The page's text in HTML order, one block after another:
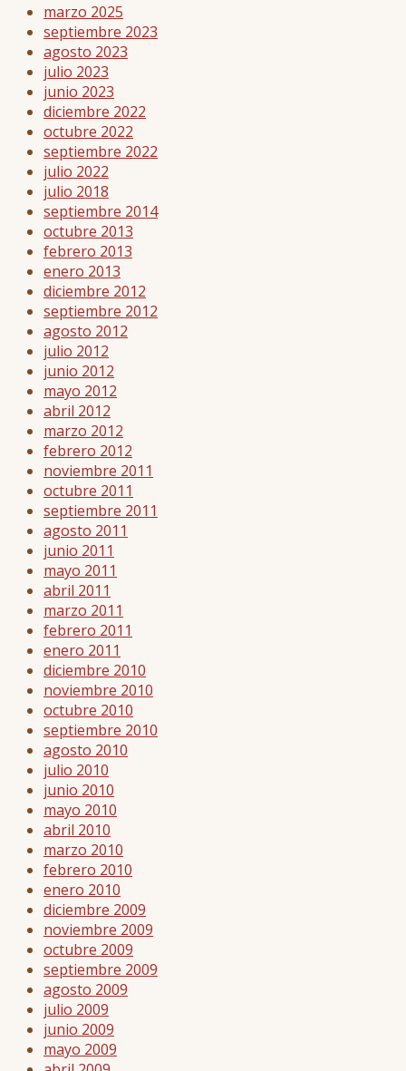
marzo 2025
septiembre 2023
agosto 2023
julio 2023
junio 2023
diciembre 2022
octubre 2022
septiembre 2022
julio 2022
julio 2018
septiembre 2014
octubre 2013
febrero 2013
enero 2013
diciembre 2012
septiembre 2012
agosto 2012
julio 2012
junio 2012
mayo 2012
abril 2012
marzo 2012
febrero 2012
noviembre 2011
octubre 2011
septiembre 2011
agosto 2011
junio 2011
mayo 2011
abril 2011
marzo 2011
febrero 2011
enero 2011
diciembre 2010
noviembre 2010
octubre 2010
septiembre 2010
agosto 2010
julio 2010
junio 2010
mayo 2010
abril 2010
marzo 2010
febrero 2010
enero 2010
diciembre 2009
noviembre 2009
octubre 2009
septiembre 2009
agosto 2009
julio 2009
junio 2009
mayo 2009